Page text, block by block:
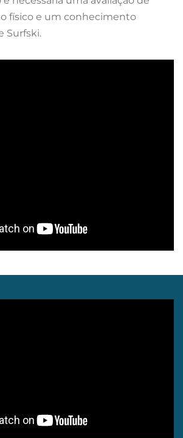
físico e um conhecimento
Surfski.